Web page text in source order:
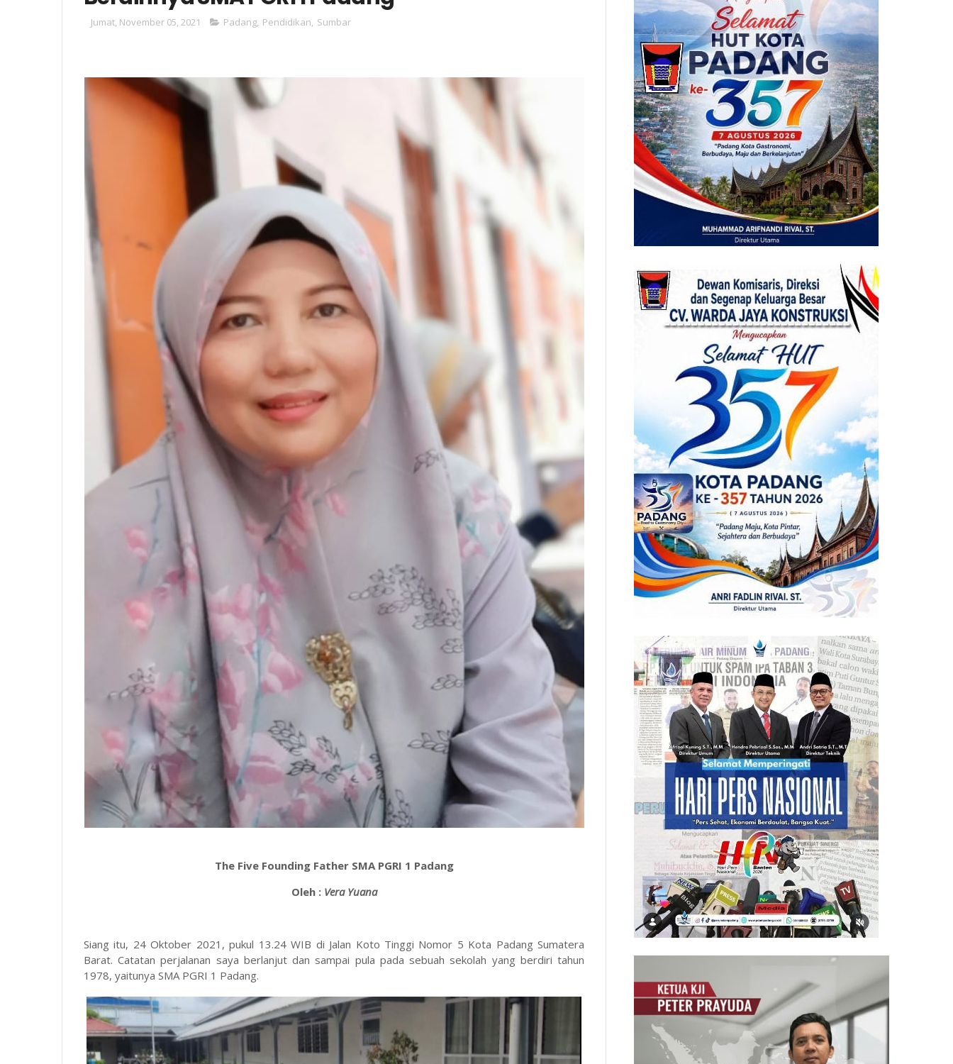
Jumat, November 05, 2021 Padang, Pendidikan, Sumbar
The Five Founding Father SMA PGRI 1 Padang
Oleh : Vera Yuana
Siang itu, 24 Oktober 2021, pukul 13.24 WIB di Jalan Koto Tinggi Nomor 5 Kota Padang Sumatera
Barat. Catatan perjalanan saya berlanjut dan sampai pula pada sebuah sekolah yang berdiri tahun
1978, yaitunya SMA PGRI 1 Padang.